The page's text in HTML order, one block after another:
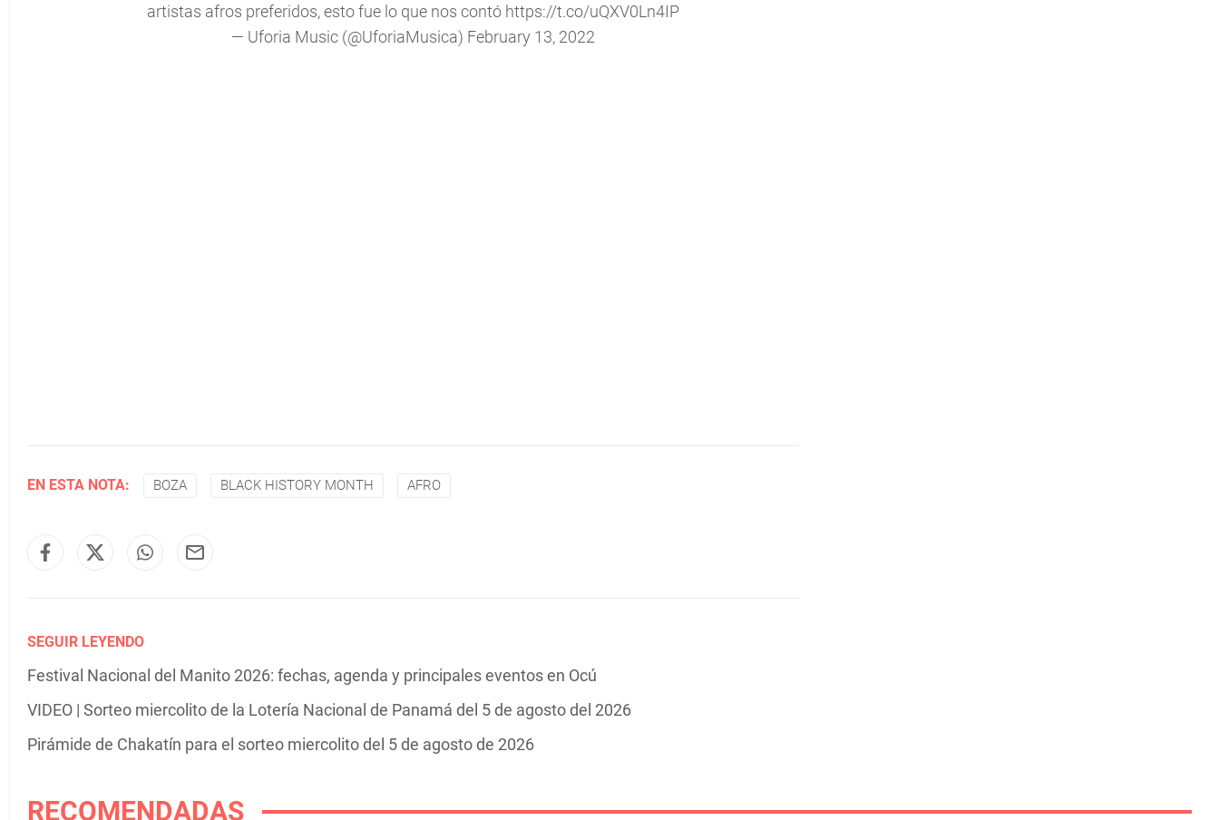
artistas afros preferidos, esto fue lo que nos contó https://t.co/uQXV0Ln4IP
— Uforia Music (@UforiaMusica) February 13, 2022
EN ESTA NOTA: BOZA BLACK HISTORY MONTH AFRO
SEGUIR LEYENDO
Festival Nacional del Manito 2026: fechas, agenda y principales eventos en Ocú
VIDEO | Sorteo miercolito de la Lotería Nacional de Panamá del 5 de agosto del 2026
Pirámide de Chakatín para el sorteo miercolito del 5 de agosto de 2026
RECOMENDADAS